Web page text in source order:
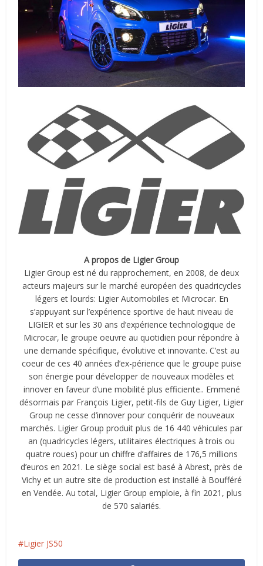
A propos de Ligier Group
Ligier Group est né du rapprochement, en 2008, de deux
acteurs majeurs sur le marché européen des quadricycles
légers et lourds: Ligier Automobiles et Microcar. En
s’appuyant sur l’expérience sportive de haut niveau de
LIGIER et sur les 30 ans d’expérience technologique de
Microcar, le groupe oeuvre au quotidien pour répondre à
une demande spécifique, évolutive et innovante. C’est au
coeur de ces 40 années d’ex-périence que le groupe puise
son énergie pour développer de nouveaux modèles et
innover en faveur d’une mobilité plus efficiente.. Emmené
désormais par François Ligier, petit-fils de Guy Ligier, Ligier
Group ne cesse d’innover pour conquérir de nouveaux
marchés. Ligier Group produit plus de 16 440 véhicules par
an (quadricycles légers, utilitaires électriques à trois ou
quatre roues) pour un chiffre d’affaires de 176,5 millions
d’euros en 2021. Le siège social est basé à Abrest, près de
Vichy et un autre site de production est installé à Boufféré
en Vendée. Au total, Ligier Group emploie, à fin 2021, plus
de 570 salariés.
Ligier JS50